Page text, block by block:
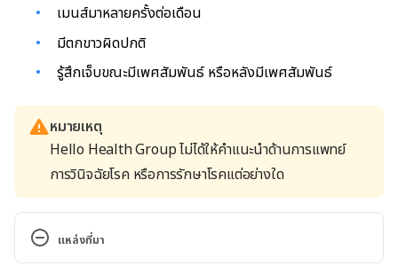
เมนส์มาหลายครั้งต่อเดือน
มีตกขาวผิดปกติ
รู้สึกเจ็บขณะมีเพศสัมพันธ์ หรือหลังมีเพศสัมพันธ์
หมายเหตุ
Hello Health Group ไม่ได้ให้คำแนะนำด้านการแพทย์
การวินิจฉัยโรค หรือการรักษาโรคแต่อย่างใด
แหล่งที่มา